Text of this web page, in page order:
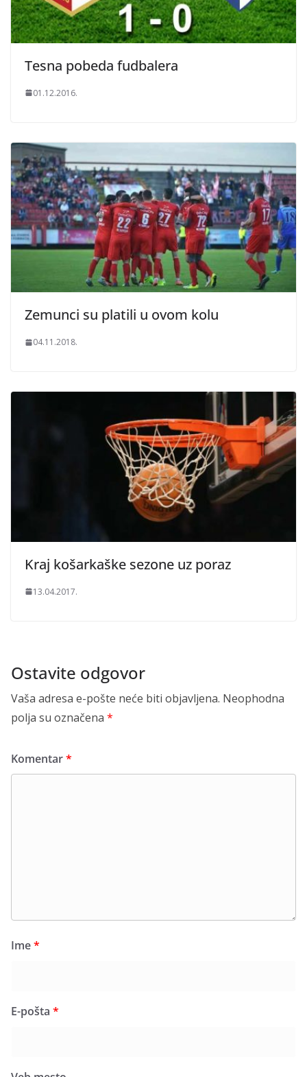
Tesna pobeda fudbalera
01.12.2016.
Zemunci su platili u ovom kolu
04.11.2018.
Kraj košarkaške sezone uz poraz
13.04.2017.
Ostavite odgovor
Vaša adresa e-pošte neće biti objavljena. Neophodna
polja su označena *
Komentar*
Ime*
E-pošta *